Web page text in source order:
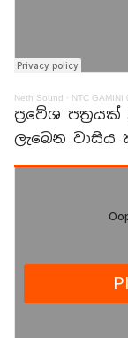
Neth Sound · NTC GAMINI
ප්‍රවේශ
ලැබෙන වාසිය